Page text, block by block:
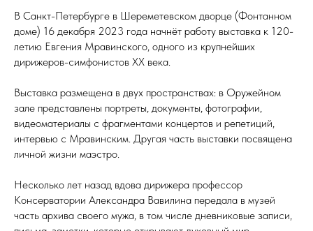
В Санкт-Петербурге в Шереметевском дворце (Фонтанном
доме) 16 декабря 2023 года начнёт работу выставка к 120-
летию Евгения Мравинского, одного из крупнейших
дирижеров-симфонистов ХХ века.
Выставка размещена в двух пространствах: в Оружейном
зале представлены портреты, документы, фотографии,
видеоматериалы с фрагментами концертов и репетиций,
интервью с Мравинским. Другая часть выставки посвящена
личной жизни маэстро.
Несколько лет назад вдова дирижера профессор
Консерватории Александра Вавилина передала в музей
часть архива своего мужа, в том числе дневниковые записи,